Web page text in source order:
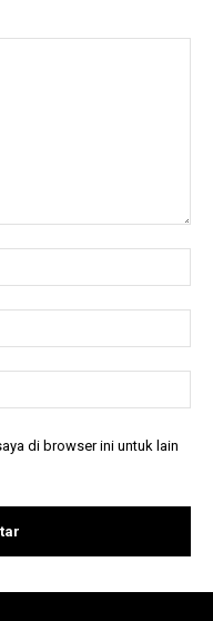
di browser ini untuk lain